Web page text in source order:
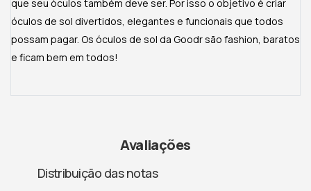
que seu óculos também deve ser. Por isso o objetivo é criar
óculos de sol divertidos, elegantes e funcionais que todos
possam pagar. Os óculos de sol da Goodr são fashion, baratos
e ficam bem em todos!
Avaliações
Distribuição das notas